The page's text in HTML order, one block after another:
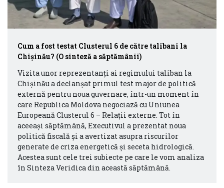
Cum a fost testat Clusterul 6 de către talibani la
Chișinău? (O sinteză a săptămânii)
Vizita unor reprezentanți ai regimului taliban la
Chișinău a declanșat primul test major de politică
externă pentru noua guvernare, într-un moment în
care Republica Moldova negociază cu Uniunea
Europeană Clusterul 6 – Relații externe. Tot în
aceeași săptămână, Executivul a prezentat noua
politică fiscală și a avertizat asupra riscurilor
generate de criza energetică și seceta hidrologică.
Acestea sunt cele trei subiecte pe care le vom analiza
în Sinteza Veridica din această săptămână.